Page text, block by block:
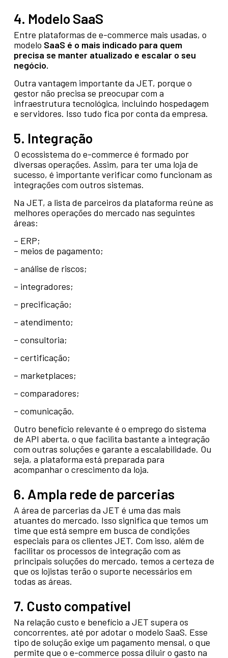
4. Modelo SaaS
Entre plataformas de e-commerce mais usadas, o
modelo SaaS é o mais indicado para quem
precisa se manter atualizado e escalar o seu
negócio.
Outra vantagem importante da JET, porque o
gestor não precisa se preocupar com a
infraestrutura tecnológica, incluindo hospedagem
e servidores. Isso tudo fica por conta da empresa.
5. Integração
O ecossistema do e-commerce é formado por
diversas operações. Assim, para ter uma loja de
sucesso, é importante verificar como funcionam as
integrações com outros sistemas.
Na JET, a lista de parceiros da plataforma reúne as
melhores operações do mercado nas seguintes
áreas:
– ERP;
– meios de pagamento;
– análise de riscos;
– integradores;
– precificação;
– atendimento;
– consultoria;
– certificação;
– marketplaces;
– comparadores;
– comunicação.
Outro benefício relevante é o emprego do sistema
de API aberta, o que facilita bastante a integração
com outras soluções e garante a escalabilidade. Ou
seja, a plataforma está preparada para
acompanhar o crescimento da loja.
6. Ampla rede de parcerias
A área de parcerias da JET é uma das mais
atuantes do mercado. Isso significa que temos um
time que está sempre em busca de condições
especiais para os clientes JET. Com isso, além de
facilitar os processos de integração com as
principais soluções do mercado, temos a certeza de
que os lojistas terão o suporte necessários em
todas as áreas.
7. Custo compatível
Na relação custo e benefício a JET supera os
concorrentes, até por adotar o modelo SaaS. Esse
tipo de solução exige um pagamento mensal, o que
permite que o e-commerce possa diluir o gasto na